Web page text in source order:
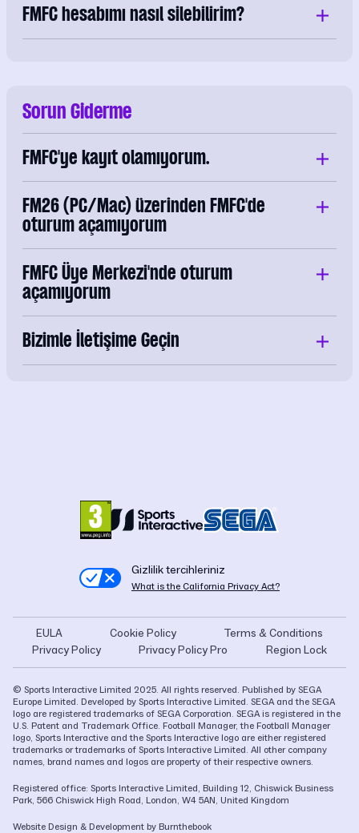
FMFC hesabımı nasıl silebilirim?
Sorun Giderme
FMFC'ye kayıt olamıyorum.
FM26 (PC/Mac) üzerinden FMFC'de
oturum açamıyorum
FMFC Üye Merkezi'nde oturum
açamıyorum
Bizimle İletişime Geçin
Gizlilik tercihleriniz
What is the California Privacy Act?
EULA Cookie Policy
Terms & Conditions
Privacy Policy
Privacy Policy Pro Region Lock
© Sports Interactive Limited 2025. All rights reserved. Published by SEGA
Europe Limited. Developed by Sports Interactive Limited. SEGA and the SEGA
logo are registered trademarks of SEGA Corporation. SEGA is registered in the
U.S. Patent and Trademark Office. Football Manager, the Football Manager
logo, Sports Interactive and the Sports Interactive logo are either registered
trademarks or trademarks of Sports Interactive Limited. All other company
names, brand names and logos are property of their respective owners.
Registered office: Sports Interactive Limited, Building 12, Chiswick Business
Park, 566 Chiswick High Road, London, W4 5AN, United Kingdom
Website Design & Development by Burnthebook